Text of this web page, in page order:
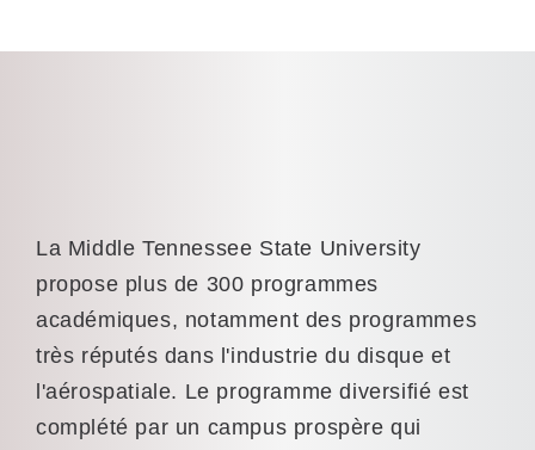
La Middle Tennessee State University
propose plus de 300 programmes
académiques, notamment des programmes
très réputés dans l'industrie du disque et
l'aérospatiale. Le programme diversifié est
complété par un campus prospère qui